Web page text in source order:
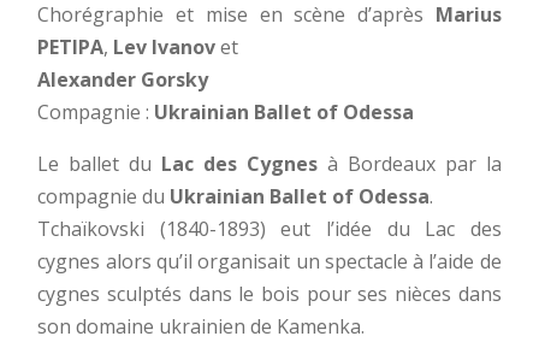
Chorégraphie et mise en scène d’après Marius
PETIPA, Lev Ivanovet
Alexander Gorsky
Compagnie : Ukrainian Ballet of Odessa
Le ballet du Lac des Cygnesà Bordeaux par la
compagnie du Ukrainian Ballet of Odessa.
Tchaïkovski (1840-1893) eut l’idée du Lac des
cygnes alors qu’il organisait un spectacle à l’aide de
cygnes sculptés dans le bois pour ses nièces dans
son domaine ukrainien de Kamenka.